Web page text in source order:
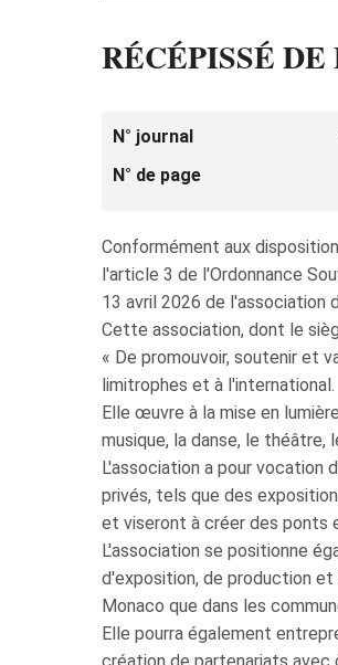
RÉCÉPISSÉ
N° journal
N° de page
Conformément aux
l'article 3 de l'Ordonnance
13 avril 2026 de l'association
Cette association, dont le
« De promouvoir, soutenir et
limitrophes et à l'international.
Elle œuvre à la mise en
musique, la danse, le
L'association a pour
privés, tels que des
et viseront à créer des ponts
L'association se positionne
d'exposition, de production et
Monaco que dans les
Elle pourra également